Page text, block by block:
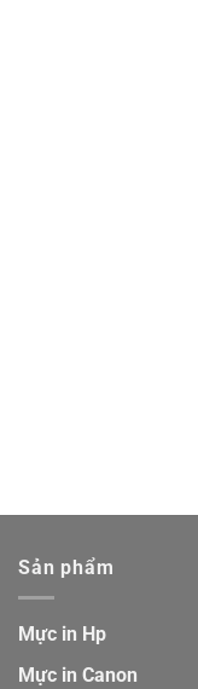
Sản phẩm
Mực in Hp
Mực in Canon